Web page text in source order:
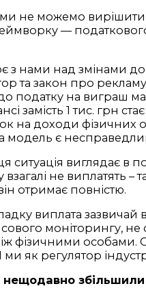
не можемо вирішити
—
з нами над змінами
та закон про
податку на виграш
замість 1 тис. грн
на доходи фізичних
модель є
виглядає в
не виплатять
отримає повністю.
виплата
моніторингу,
фізичними особами.
ми як регулятор
збільшили